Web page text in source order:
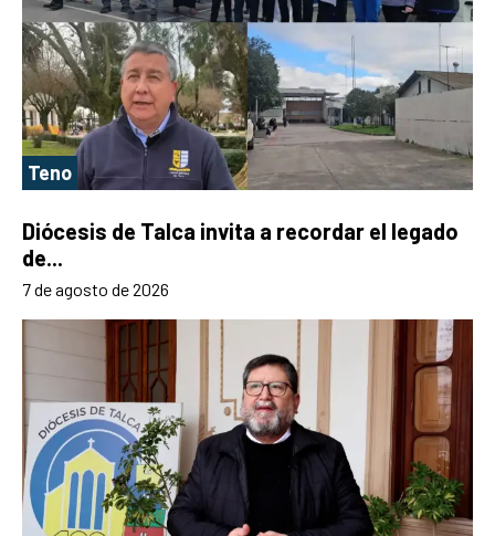
Teno
Diócesis de Talca invita a recordar el legado
de...
7 de agosto de 2026